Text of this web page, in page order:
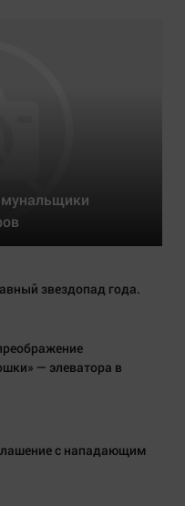
звездопад года.
— элеватора в
с нападающим